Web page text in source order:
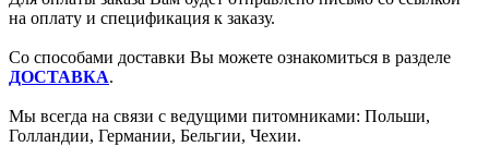
на оплату и спецификация к заказу.
Со способами доставки Вы можете ознакомиться в разделе
ДОСТАВКА.
Мы всегда на связи с ведущими питомниками: Польши,
Голландии, Германии, Бельгии, Чехии.